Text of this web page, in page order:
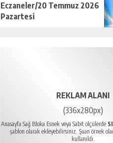
Eczaneler/20 Temmuz 2026
Pazartesi
REKLAM ALANI
(336x280px)
Anasayfa Sağ Bloka Esnek veya Sabit ölçülerde
şablon olarak ekleyebilirsiniz. Şuan örnek
kullanıldı.